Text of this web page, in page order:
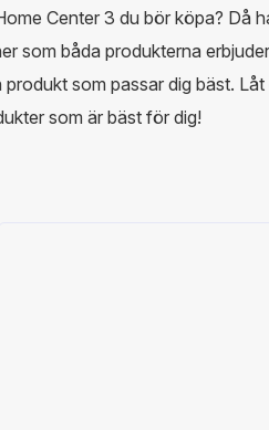
Center 3 du bör köpa? Då
som båda produkterna
som passar dig bäst.
som är bäst för dig!